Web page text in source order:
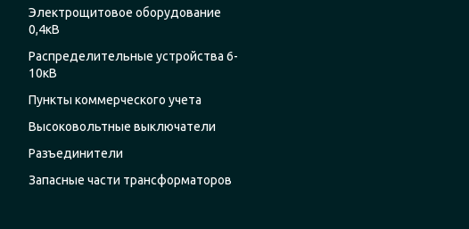
Электрощитовое оборудование
0,4кВ
Распределительные устройства 6-
10кВ
Пункты коммерческого учета
Высоковольтные выключатели
Разъединители
Запасные части трансформаторов